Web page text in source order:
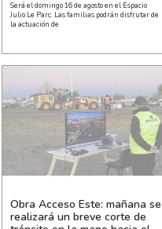
Será el domingo 16 de agosto en el Espacio
Julio Le Parc. Las familias podrán disfrutar de
la actuación de
Obra Acceso Este: mañana se
realizará un breve corte de